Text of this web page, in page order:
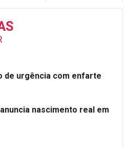
de urgência com enfarte
nascimento real em